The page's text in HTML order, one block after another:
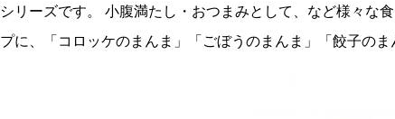
シリーズです。 小腹満たし・おつまみとして、など様々な
プに、「コロッケのまんま」「ごぼうのまんま」「餃子のま